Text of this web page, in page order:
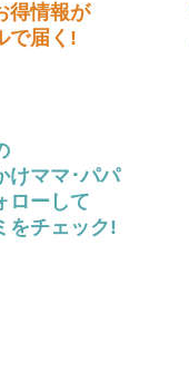
得情報が
で届く!
けママ･パパ
ローして
をチェック!